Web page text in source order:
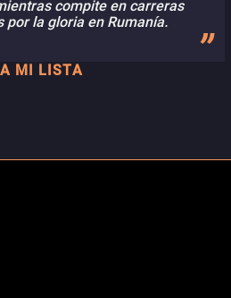
compite en carreras
por la gloria en Rumanía.
A MI LISTA